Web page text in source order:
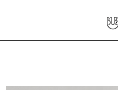
パーカー・スウェット >
10.0oz レギュラーウェイトス